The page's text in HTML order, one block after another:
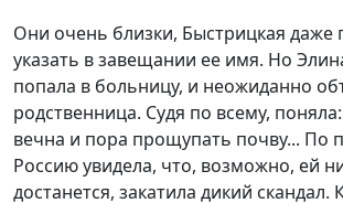
Они очень близки, Быстрицкая даже
указать в завещании ее имя. Но
попала в больницу, и неожиданно
родственница. Судя по всему,
вечна и пора прощупать почву... По
Россию увидела, что, возможно, ей
достанется, закатила дикий